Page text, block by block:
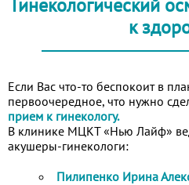
к
Если Вас что-то беспокоит в
первоочередное, что нужно
прием к гинекологу.
В клинике МЦКТ «Нью Лайф»
акушеры-гинекологи:
Пилипенко Ирина